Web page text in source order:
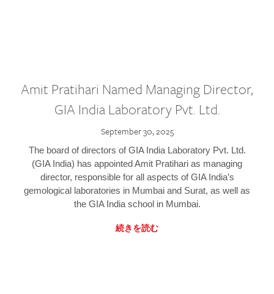
Amit Pratihari Named Managing Director,
GIA India Laboratory Pvt. Ltd.
September 30, 2025
The board of directors of GIA India Laboratory Pvt. Ltd.
(GIA India) has appointed Amit Pratihari as managing
director, responsible for all aspects of GIA India’s
gemological laboratories in Mumbai and Surat, as well as
the GIA India school in Mumbai.
続きを読む